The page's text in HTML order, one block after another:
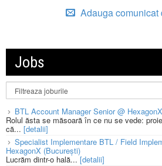
Adauga comunicat
Jobs
BTL Account Manager Senior @
Rolul ăsta se măsoară în ce nu se vede:
că... [detalii]
Specialist Implementare BTL / Field
HexagonX (București)
Lucrăm dintr-o hală... [detalii]